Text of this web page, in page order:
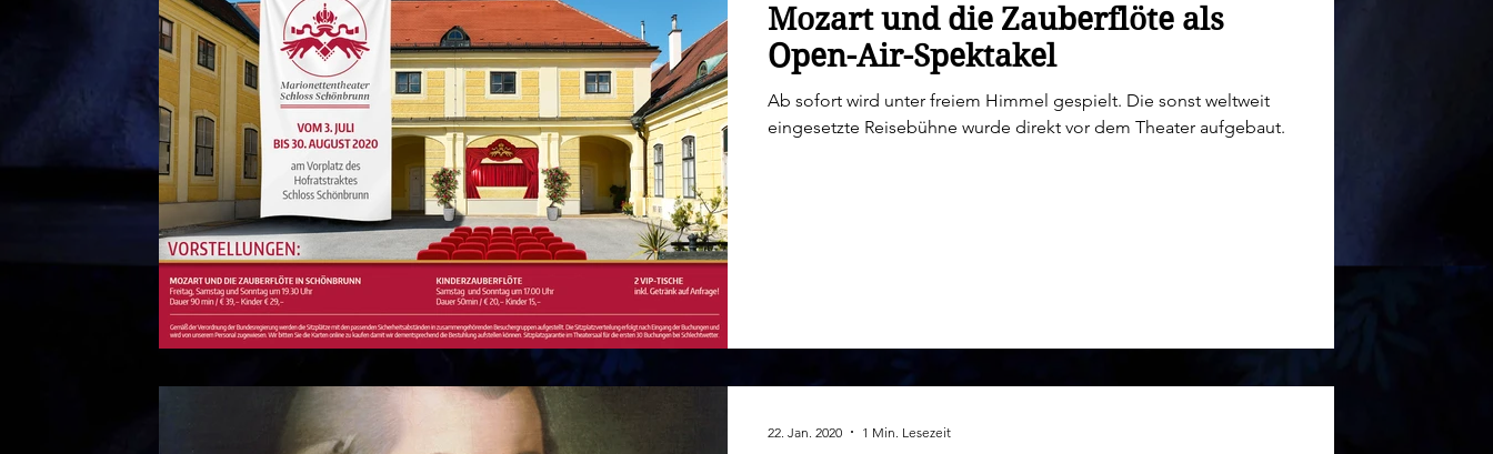
Mozart und die Zauberflöte als
Open-Air-Spektakel
Ab sofort wird unter freiem Himmel gespielt. Die sonst weltweit
eingesetzte Reisebühne wurde direkt vor dem Theater aufgebaut.
22. Jan. 2020 1 Min. Lesezeit